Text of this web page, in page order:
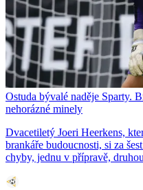
Ostuda bývalé naděje Sparty.
nehorázné minely
Dvacetiletý Joeri Heerkens,
brankáře budoucnosti, si za
chyby, jednu v přípravě,